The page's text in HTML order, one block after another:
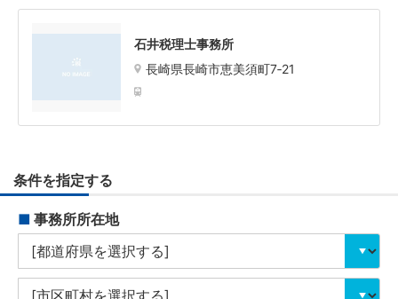
石井税理士事務所
長崎県長崎市恵美須町7‐21
条件を指定する
■ 事務所所在地